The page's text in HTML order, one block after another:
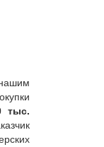
тыс.